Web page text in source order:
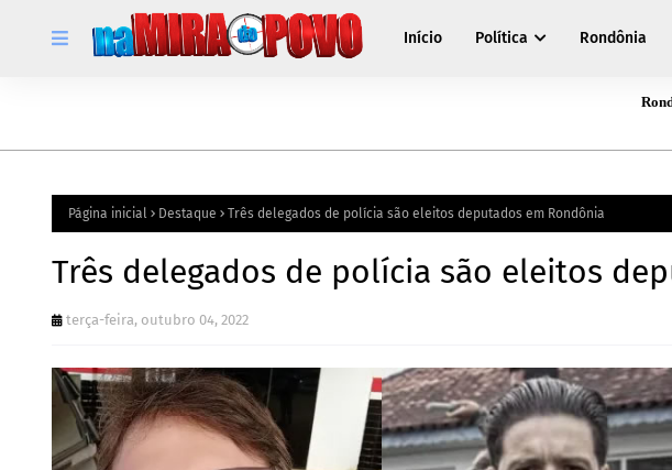
Início Política Rondônia
Página inicial Destaque Três delegados de polícia são eleitos deputados em Rondônia
Três delegados de polícia são eleitos
terça-feira, outubro 04, 2022